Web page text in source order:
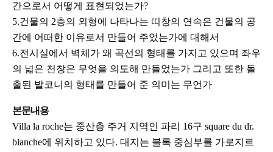
간으로서 어떻게 표현되었는가?
5.건물의 2층의 외형에 나타나는 띠창의 연속은 건물의 공
간에 어떠한 이유로서 만들어 주었는가에 대해서
6.전시실에서 벽체가 왜 곡선의 형태를 가지고 있으며 좌우
의 넓은 천창은 무엇을 의도해 만들었는가 그리고 또한 돌
출된 발코니의 형태를 만들어 준 의미는 무언가
본문내용
Villa la roche는 중산층 주거 지역인 파리 16구 square du dr.
blanche에 위치하고 있다. 대지는 블록 중심부를 가로지르